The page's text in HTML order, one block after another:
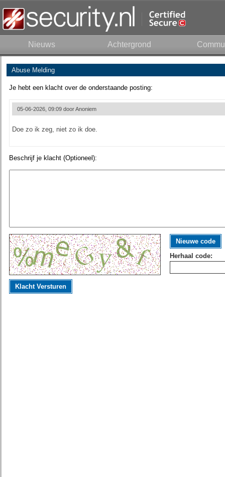
Nieuws Achtergrond
Abuse Melding
Je hebt een klacht over de onderstaande posting:
05-06-2026, 09:09 doorAnoniem
Doe zo ik zeg, niet zo ik doe.
Beschrijf je klacht (Optioneel):
Nieuwe code
Herhaal code:
Klacht Versturen